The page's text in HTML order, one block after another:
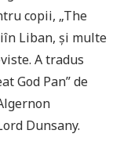
copii, „The
Liban, și multe
A tradus
God Pan” de
Dunsany.